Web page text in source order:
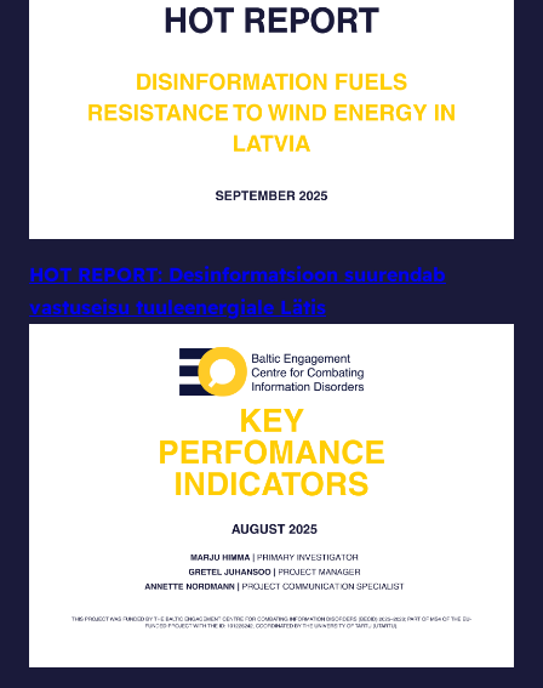
HOT REPORT: Desinformatsioon suurendab
vastuseisu tuuleenergiale Lätis